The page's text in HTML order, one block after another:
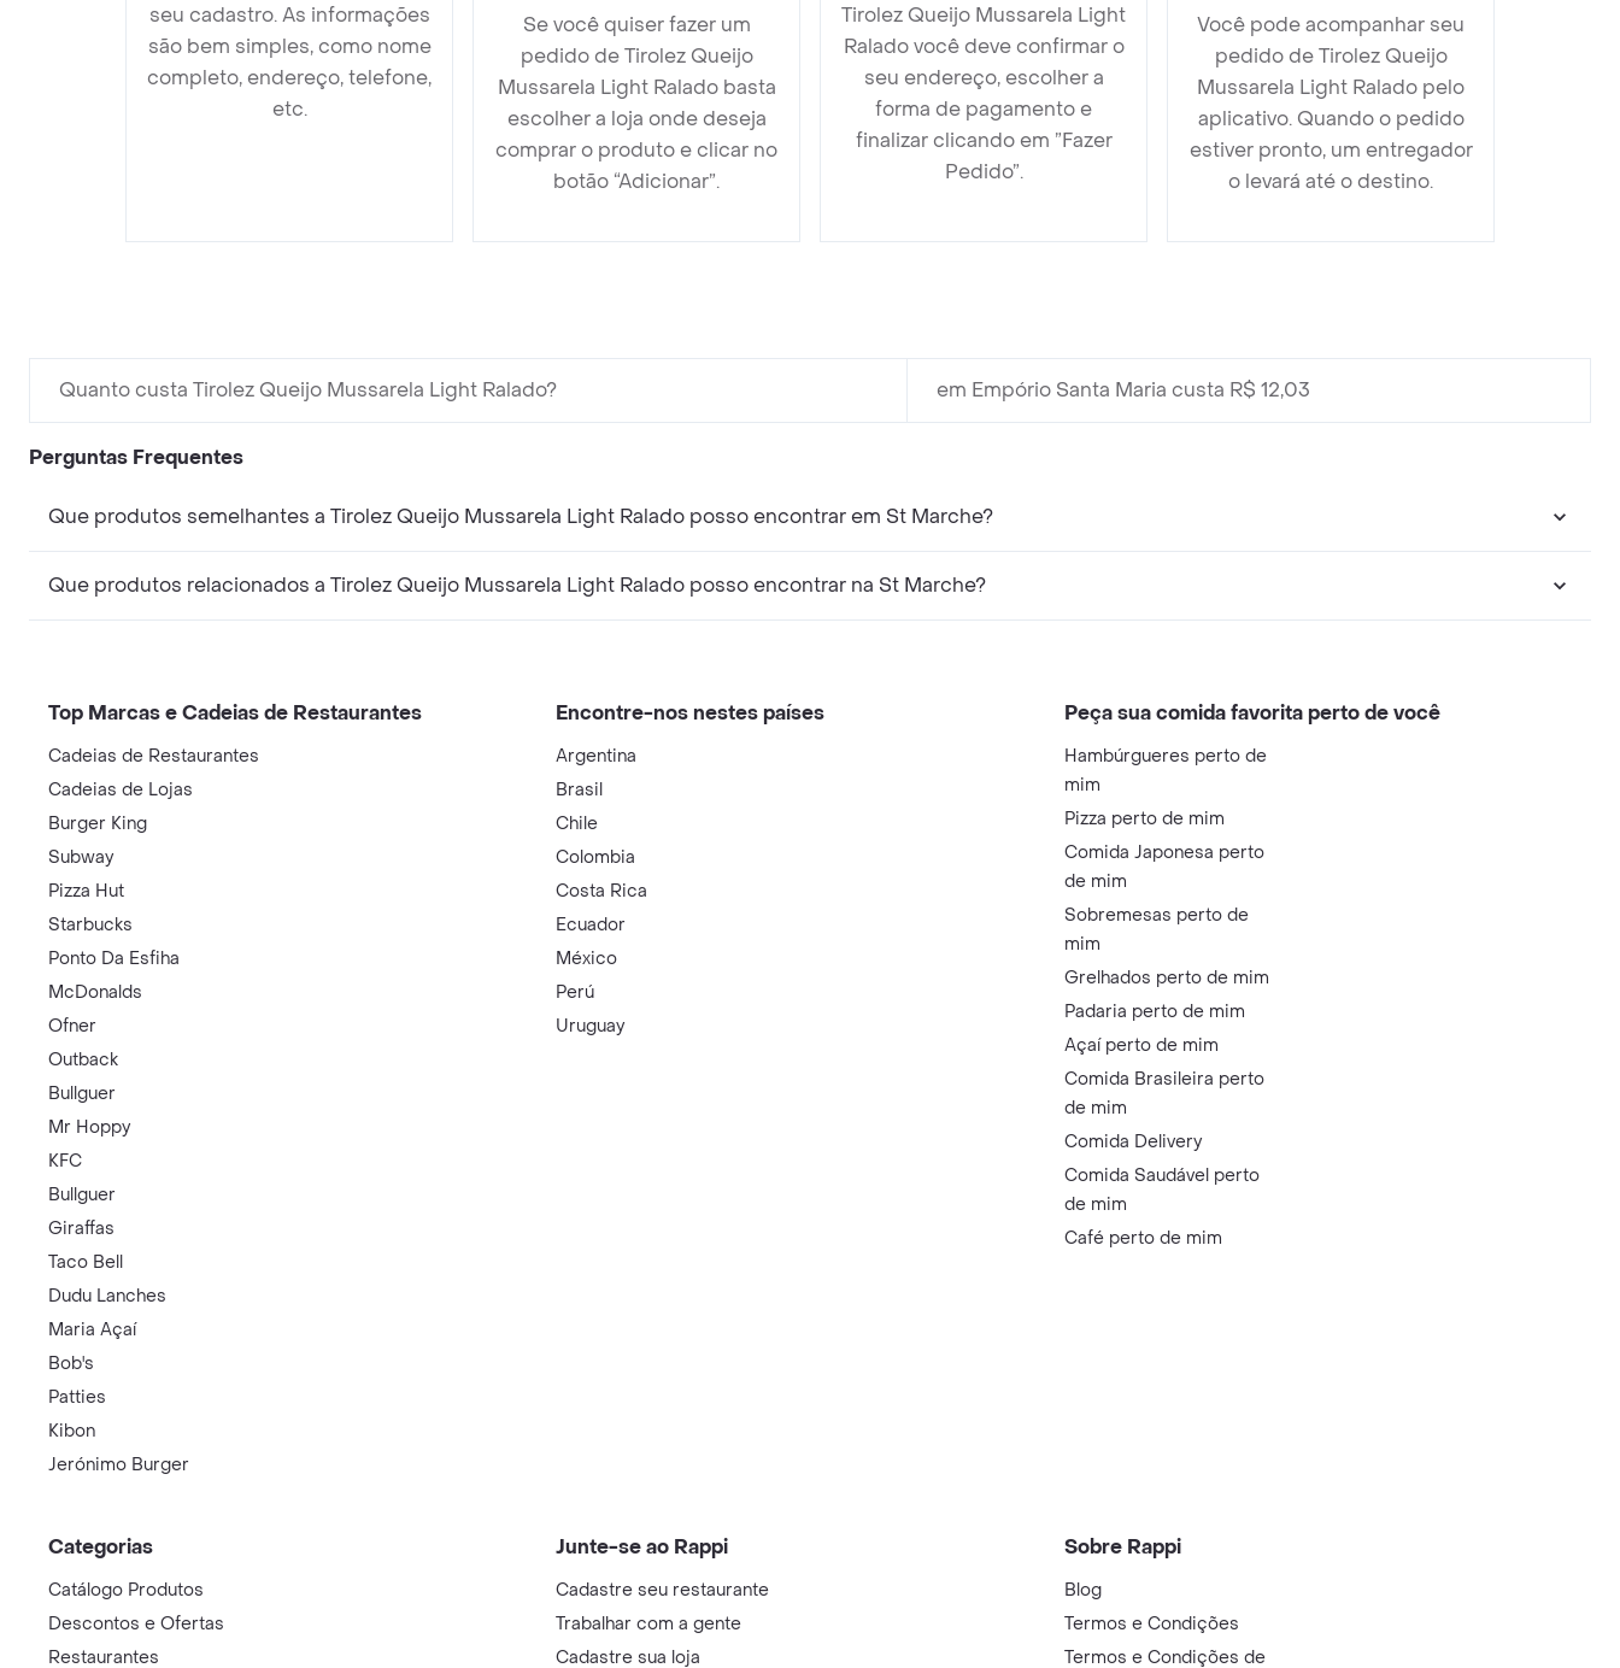
seu cadastro. As informações
são bem simples, como nome
completo, endereço, telefone,
etc.
Se você quiser fazer um
pedido de Tirolez Queijo
Mussarela Light Ralado basta
escolher a loja onde deseja
comprar o produto e clicar no
botão “Adicionar”.
Tirolez Queijo Mussarela Light
Ralado você deve confirmar o
seu endereço, escolher a
forma de pagamento e
finalizar clicando em ”Fazer
Pedido”.
Você pode acompanhar seu
pedido de Tirolez Queijo
Mussarela Light Ralado pelo
aplicativo. Quando o pedido
estiver pronto, um entregador
o levará até o destino.
Quanto custa Tirolez Queijo Mussarela Light Ralado? em Empório Santa Maria custa R$ 12,03
Perguntas Frequentes
Que produtos semelhantes a Tirolez Queijo Mussarela Light Ralado posso encontrar em St Marche?
Que produtos relacionados a Tirolez Queijo Mussarela Light Ralado posso encontrar na St Marche?
Top Marcas e Cadeias de Restaurantes
Cadeias de Restaurantes
Cadeias de Lojas
Burger King
Subway
Pizza Hut
Starbucks
Ponto Da Esfiha
McDonalds
Ofner
Outback
Bullguer
Mr Hoppy
KFC
Bullguer
Giraffas
Taco Bell
Dudu Lanches
Maria Açaí
Bob's
Patties
Kibon
Jerónimo Burger
Encontre-nos nestes países
Argentina
Brasil
Chile
Colombia
Costa Rica
Ecuador
México
Perú
Uruguay
Peça sua comida favorita perto de você
Hambúrgueres perto de
mim
Pizza perto de mim
Comida Japonesa perto
de mim
Sobremesas perto de
mim
Grelhados perto de mim
Padaria perto de mim
Açaí perto de mim
Comida Brasileira perto
de mim
Comida Delivery
Comida Saudável perto
de mim
Café perto de mim
Categorias
Catálogo Produtos
Descontos e Ofertas
Restaurantes
Junte-se ao Rappi
Cadastre seu restaurante
Trabalhar com a gente
Cadastre sua loja
Sobre Rappi
Blog
Termos e Condições
Termos e Condições de